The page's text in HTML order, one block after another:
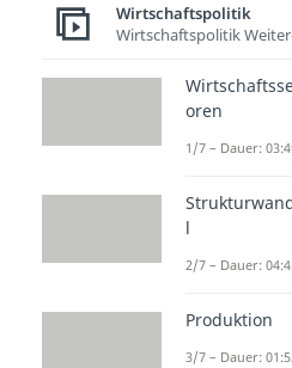
zwar
Wirtschaftspolitik
Wirtschaftspolitik
oren
1/7 – Dauer:
l
2/7 – Dauer:
Produktion
3/7 – Dauer: